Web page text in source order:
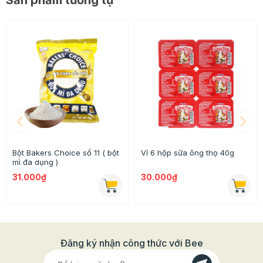
các dòng bơ khác trên thị trường.
biệt là canxi và Omega 3, Omega 6
- Sản phẩm có hàm lượng chất béo cao lên đến 82%
với vị thơm ngon tự nhiên giúp những sản phẩm bạn
làm ra thơm ngon khó cưỡng có thể dùng để phết bánh
mỳ , làm bánh (bông lan, bánh mỳ…) và nấu ăn..
dụng cho gia đình.
- Phù hợp với trẻ từ 1 tuổi trở lên
- Với những người không dung nạp đường lactose có
Bột Bakers Choice số 11 ( bột
mì đa dụng )
31.000₫
Vỉ 6 hộp sữa ông thọ 40g
30.000₫
Đăng ký nhận công thức với Bee